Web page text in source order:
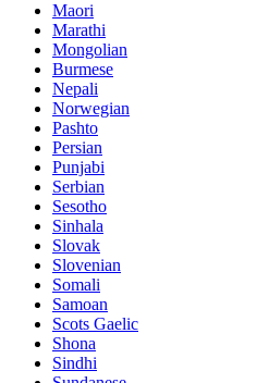
Maori
Marathi
Mongolian
Burmese
Nepali
Norwegian
Pashto
Persian
Punjabi
Serbian
Sesotho
Sinhala
Slovak
Slovenian
Somali
Samoan
Scots Gaelic
Shona
Sindhi